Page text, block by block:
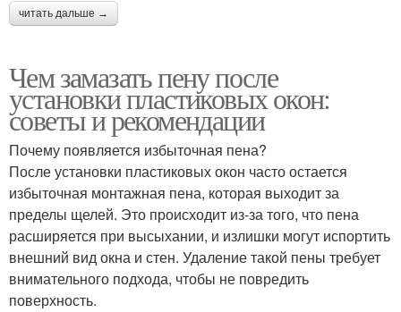
читать дальше →
Чем замазать пену после
установки пластиковых окон:
советы и рекомендации
Почему появляется избыточная пена?
После установки пластиковых окон часто остается
избыточная монтажная пена, которая выходит за
пределы щелей. Это происходит из-за того, что пена
расширяется при высыхании, и излишки могут испортить
внешний вид окна и стен. Удаление такой пены требует
внимательного подхода, чтобы не повредить
поверхность.